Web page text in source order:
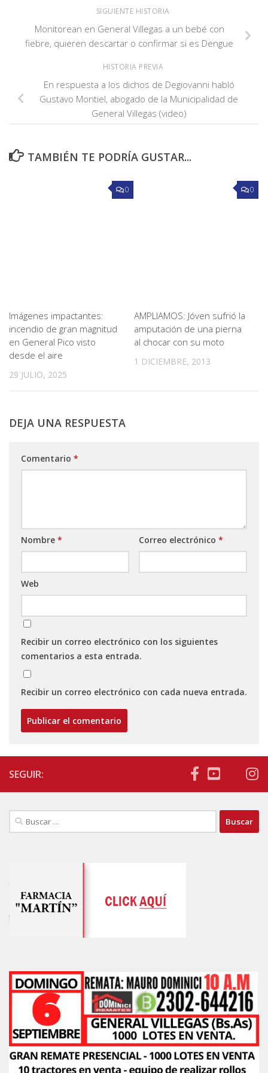
SIGUIENTE HISTORIA
Monitorean en General Villegas a un bebé con
fiebre, quieren descartar o confirmar si es Dengue
HISTORIA PREVIA
En respuesta a los dichos de Degiovanni habló
Gustavo Montiel, abogado de la Municipalidad de
General Villegas (video)
TAMBIÉN TE PODRÍA GUSTAR...
0
Imágenes impactantes:
incendio de gran magnitud
en General Pico visto
desde el aire
29 JULIO, 2025
0
AMPLIAMOS: Jóven sufrió la
amputación de una pierna
al chocar con su moto
1 DICIEMBRE, 2013
DEJA UNA RESPUESTA
Comentario *
Nombre * Correo electrónico *
Web
Recibir un correo electrónico con los siguientes
comentarios a esta entrada.
Recibir un correo electrónico con cada nueva entrada.
SEGUIR:
Buscar: